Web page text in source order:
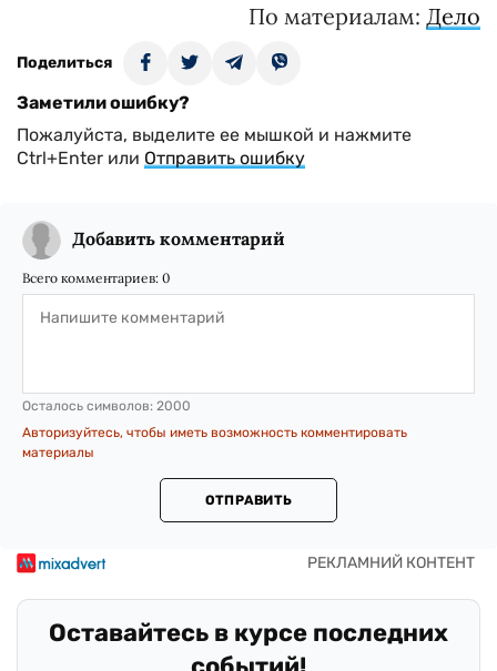
По материалам: Дело
Поделиться
Заметили ошибку?
Пожалуйста, выделите ее мышкой и нажмите
Ctrl+Enter или Отправить ошибку
Добавить комментарий
Всего комментариев: 0
Осталось символов: 2000
Авторизуйтесь, чтобы иметь возможность комментировать
материалы
ОТПРАВИТЬ
Оставайтесь в курсе последних